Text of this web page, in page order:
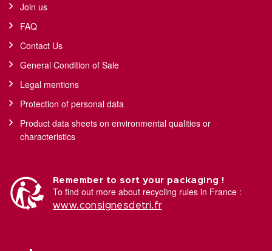
Join us
FAQ
Contact Us
General Condition of Sale
Legal mentions
Protection of personal data
Product data sheets on environmental qualities or
characteristics
Remember to sort your packaging !
To find out more about recycling rules in France :
www.consignesdetri.fr